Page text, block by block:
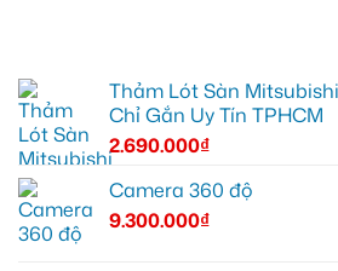
Thảm Lót Sàn
Chỉ Gắn Uy Tín TPHCM
2.690.000₫
Camera 360 độ
9.300.000₫